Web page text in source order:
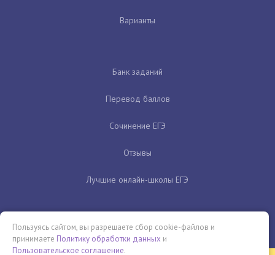
Варианты
Банк заданий
Перевод баллов
Сочинение ЕГЭ
Отзывы
Лучшие онлайн-школы ЕГЭ
Пользуясь сайтом, вы разрешаете сбор cookie-файлов и
принимаете Политику обработки данных и
Пользовательское соглашение.